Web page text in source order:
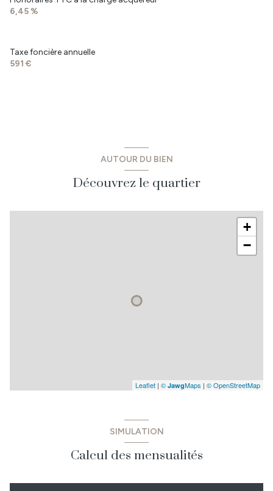
6,45 %
Taxe foncière annuelle
591 €
AUTOUR DU BIEN
Découvrez le quartier
+
−
Leaflet | © JawgMaps | © OpenStreetMap
SIMULATION
Calcul des mensualités